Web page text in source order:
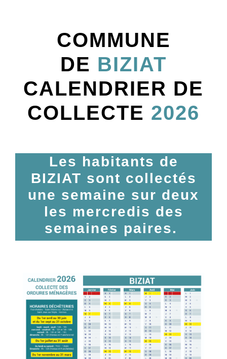
COMMUNE
DE BIZIAT
CALENDRIER DE
COLLECTE 2026
Les habitants de
BIZIAT sont collectés
une semaine sur deux
les mercredis des
semaines paires.